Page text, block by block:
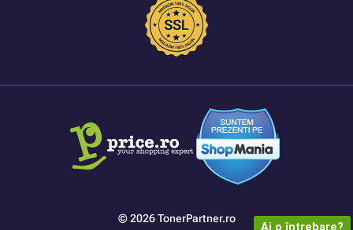
© 2026 TonerPartner.ro
Ai o întrebare?